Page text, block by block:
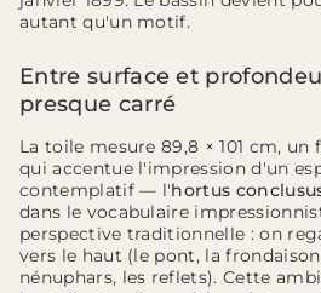
autant qu'un motif.
Entre surface et
presque carré
La toile mesure 89,8 × 101 cm,
qui accentue l'impression d'un
contemplatif — l'hortus
dans le vocabulaire
perspective traditionnelle : on
vers le haut (le pont, la
nénuphars, les reflets). Cette